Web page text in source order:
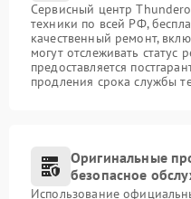
Сервисный центр
техники по всей РФ,
качественный ремонт,
могут отслеживать статус
предоставляется
продления срока службы
Оригинальные
безопасное
Использование